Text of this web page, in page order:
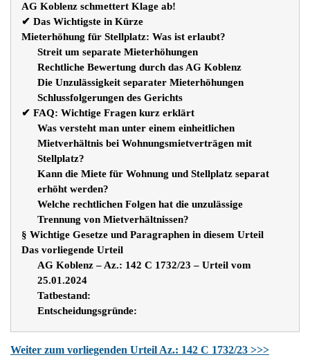
AG Koblenz schmettert Klage ab!
✔ Das Wichtigste in Kürze
Mieterhöhung für Stellplatz: Was ist erlaubt?
Streit um separate Mieterhöhungen
Rechtliche Bewertung durch das AG Koblenz
Die Unzulässigkeit separater Mieterhöhungen
Schlussfolgerungen des Gerichts
✔ FAQ: Wichtige Fragen kurz erklärt
Was versteht man unter einem einheitlichen
Mietverhältnis bei Wohnungsmietverträgen mit
Stellplatz?
Kann die Miete für Wohnung und Stellplatz separat
erhöht werden?
Welche rechtlichen Folgen hat die unzulässige
Trennung von Mietverhältnissen?
§ Wichtige Gesetze und Paragraphen in diesem Urteil
Das vorliegende Urteil
AG Koblenz – Az.: 142 C 1732/23 – Urteil vom
25.01.2024
Tatbestand:
Entscheidungsgründe:
Weiter zum vorliegenden Urteil Az.: 142 C 1732/23 >>>